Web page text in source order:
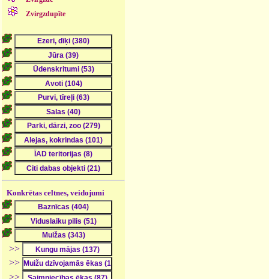
Zvirgzdupīte
Konkrētas celtnes, veidojumi
>>
>>
>>